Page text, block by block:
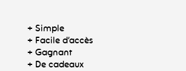
+ Simple
+ Facile d’accès
+ Gagnant
+ De cadeaux